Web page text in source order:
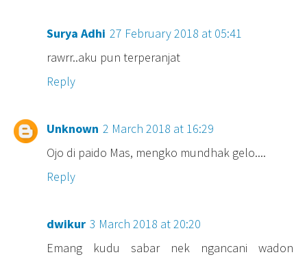
Surya Adhi 27 February 2018 at 05:41
rawrr..aku pun terperanjat
Reply
Unknown 2 March 2018 at 16:29
Ojo di paido Mas, mengko mundhak gelo....
Reply
dwikur 3 March 2018 at 20:20
Emang kudu sabar nek ngancani wadon